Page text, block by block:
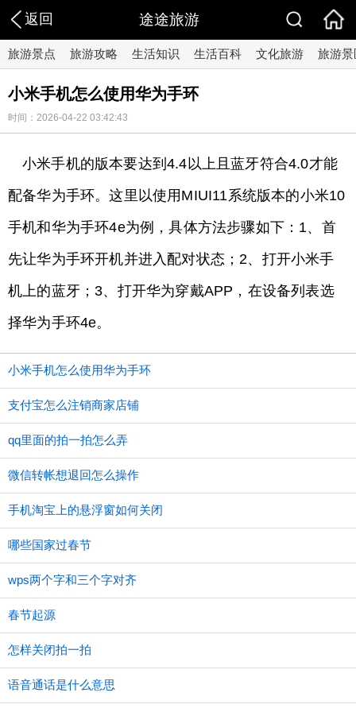
返回 途途旅游
旅游景点 旅游攻略 生活知识 生活百科 文化旅游 旅游景
小米手机怎么使用华为手环
时间：2026-04-22 03:42:43
小米手机的版本要达到4.4以上且蓝牙符合4.0才能
配备华为手环。这里以使用MIUI11系统版本的小米10
手机和华为手环4e为例，具体方法步骤如下：1、首
先让华为手环开机并进入配对状态；2、打开小米手
机上的蓝牙；3、打开华为穿戴APP，在设备列表选
择华为手环4e。
小米手机怎么使用华为手环
支付宝怎么注销商家店铺
qq里面的拍一拍怎么弄
微信转帐想退回怎么操作
手机淘宝上的悬浮窗如何关闭
哪些国家过春节
wps两个字和三个字对齐
春节起源
怎样关闭拍一拍
语音通话是什么意思